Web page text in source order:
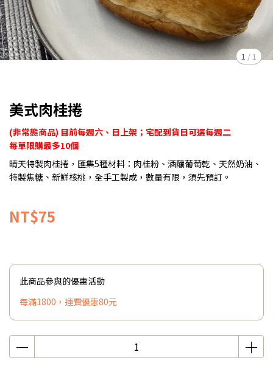
1 / 1
美式肉桂捲
(非常態商品) 目前每週六、日上架；宅配到貨日可選每週二
每單限購最多10個
晴天特製肉桂捲，匯集5種材料：肉桂粉、酒釀葡萄乾、天然奶油、
特製焦糖、新鮮核桃，全手工製成，數量有限，須先預訂。
NT$75
此商品參與的優惠活動
每滿1800，運費優惠80元